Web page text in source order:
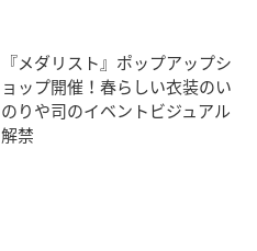
『メダリスト』ポップアップシ
ョップ開催！春らしい衣装のい
のりや司のイベントビジュアル
解禁